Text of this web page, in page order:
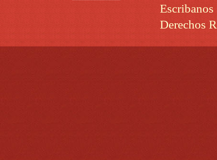
Derechos